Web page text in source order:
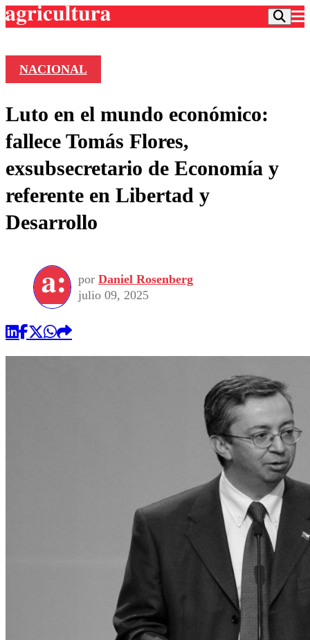
Frecuencias
Agricultura TV
Deportes
Colo Colo
Motor
Otros Deportes
Seleccion Chilena
Universidad Católica
Universidad de Chile
Entretención
Noticias
Dato Practico
Economía
Política
Sustentabilidad
Vida Social
Publicaciones en medios
Comercial
NACIONAL
Luto en el mundo económico:
fallece Tomás Flores,
exsubsecretario de Economía y
referente en Libertad y
Desarrollo
por Daniel Rosenberg
julio 09, 2025